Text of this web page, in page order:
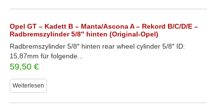
Opel GT – Kadett B – Manta/Ascona A – Rekord B/C/D/E –
Radbremszylinder 5/8″ hinten (Original-Opel)
Radbremszylinder 5/8″ hinten rear wheel cylinder 5/8″ ID:
15,87mm für folgende...
59,50 €
Weiterlesen